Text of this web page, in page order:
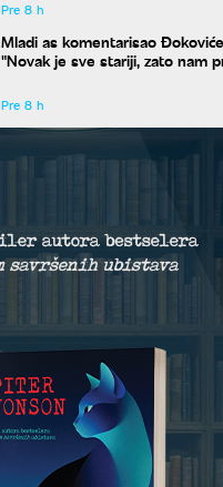
Pre 8 h
Mladi as komentarisao
"Novak je sve stariji, zato nam
Pre 8 h